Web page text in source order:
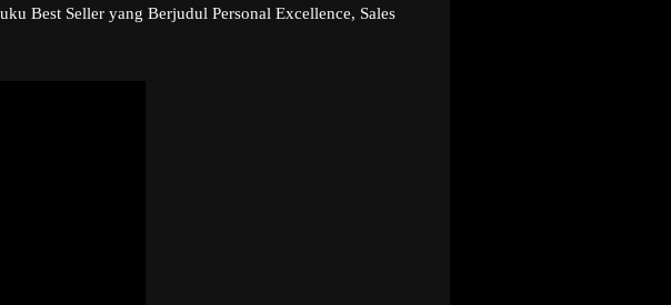
Best Seller yang Berjudul Personal Excellence, Sales